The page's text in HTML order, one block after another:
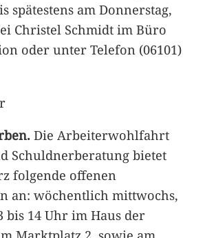
spätestens am Donnerstag,
Christel Schmidt im Büro
oder unter Telefon (06101)
Die Arbeiterwohlfahrt
Schuldnerberatung bietet
folgende offenen
an: wöchentlich mittwochs,
bis 14 Uhr im Haus der